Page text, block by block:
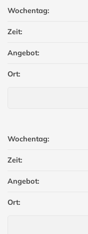
Wochentag:
Zeit:
Angebot:
Ort:
Wochentag:
Zeit:
Angebot:
Ort: